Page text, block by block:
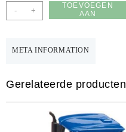
- +
TOEVOEGEN
AAN
WINKELWAGEN
META INFORMATION
Gerelateerde producten